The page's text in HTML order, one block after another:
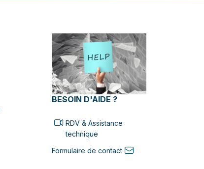
BESOIN D'AIDE ?
RDV & Assistance
technique
Formulaire de contact